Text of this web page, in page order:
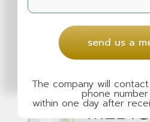
send us a
The company will
phone
within one day after